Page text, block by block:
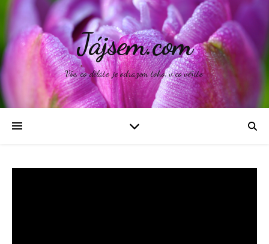
Jájsem.com
Vše, co děláte, je odrazem toho, v co věříte.